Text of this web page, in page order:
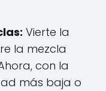
Vierte la
la mezcla
con la
más baja o